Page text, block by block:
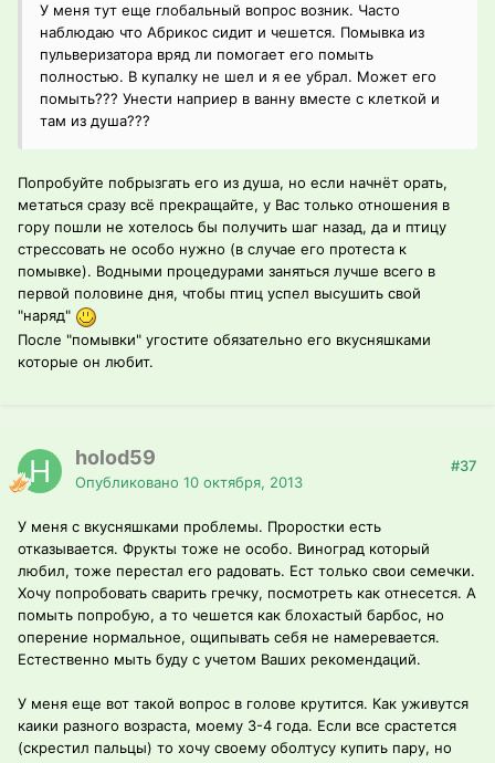
У меня тут еще глобальный вопрос возник. Часто
наблюдаю что Абрикос сидит и чешется. Помывка из
пульверизатора вряд ли помогает его помыть
полностью. В купалку не шел и я ее убрал. Может его
помыть??? Унести наприер в ванну вместе с клеткой и
там из душа???
Попробуйте побрызгать его из душа, но если начнёт орать,
метаться сразу всё прекращайте, у Вас только отношения в
гору пошли не хотелось бы получить шаг назад, да и птицу
стрессовать не особо нужно (в случае его протеста к
помывке). Водными процедурами заняться лучше всего в
первой половине дня, чтобы птиц успел высушить свой
"наряд"
После "помывки" угостите обязательно его вкусняшками
которые он любит.
holod59
Опубликовано 10 октября, 2013
#37
У меня с вкусняшками проблемы. Проростки есть
отказывается. Фрукты тоже не особо. Виноград который
любил, тоже перестал его радовать. Ест только свои семечки.
Хочу попробовать сварить гречку, посмотреть как отнесется. А
помыть попробую, а то чешется как блохастый барбос, но
оперение нормальное, ощипывать себя не намеревается.
Естественно мыть буду с учетом Ваших рекомендаций.
У меня еще вот такой вопрос в голове крутится. Как уживутся
каики разного возраста, моему 3-4 года. Если все срастется
(скрестил пальцы) то хочу своему оболтусу купить пару, но